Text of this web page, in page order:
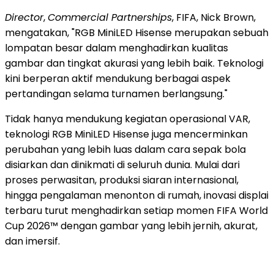
Director,Commercial Partnerships, FIFA, Nick Brown,
mengatakan, "RGB MiniLED Hisense merupakan sebuah
lompatan besar dalam menghadirkan kualitas
gambar dan tingkat akurasi yang lebih baik. Teknologi
kini berperan aktif mendukung berbagai aspek
pertandingan selama turnamen berlangsung."
Tidak hanya mendukung kegiatan operasional VAR,
teknologi RGB MiniLED Hisense juga mencerminkan
perubahan yang lebih luas dalam cara sepak bola
disiarkan dan dinikmati di seluruh dunia. Mulai dari
proses perwasitan, produksi siaran internasional,
hingga pengalaman menonton di rumah, inovasi displai
terbaru turut menghadirkan setiap momen FIFA World
Cup 2026™ dengan gambar yang lebih jernih, akurat,
dan imersif.